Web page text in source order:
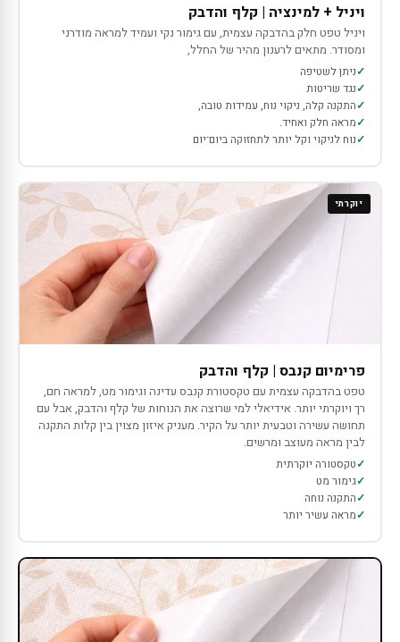
ויניל + למינציה | קלף והדבק
ויניל טפט חלק בהדבקה עצמית, עם גימור נקי ועמיד למראה מודרני
ומסודר. מתאים לרענון מהיר של החלל,
ניתן לשטיפה
נגד שריטות
התקנה קלה, ניקוי נוח, עמידות טובה,
מראה חלק ואחיד.
נוח לניקוי וקל יותר לתחזוקה ביום־יום
יוקרתי
פרימיום קנבס | קלף והדבק
טפט בהדבקה עצמית עם טקסטורת קנבס עדינה וגימור מט, למראה חם,
רך ויוקרתי יותר. אידיאלי למי שרוצה את הנוחות של קלף והדבק, אבל עם
תחושה עשירה וטבעית יותר על הקיר. מעניק איזון מצוין בין קלות התקנה
לבין מראה מעוצב ומרשים.
טקסטורה יוקרתית
גימור מט
התקנה נוחה
מראה עשיר יותר